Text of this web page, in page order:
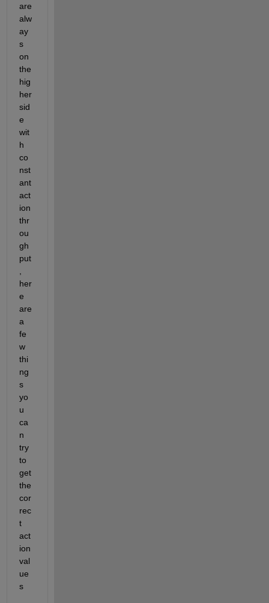
are
alw
ay
s
on
the
hig
her
sid
e
wit
h
co
nst
ant
act
ion
thr
ou
gh
put
her
e
are
a
fe
w
thi
ng
s
yo
u
ca
n
try
to
get
the
cor
rec
t
act
ion
val
ue
s